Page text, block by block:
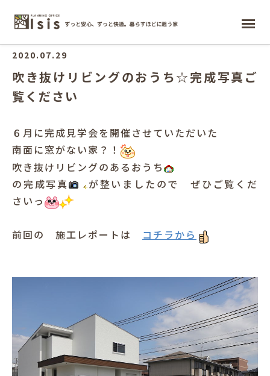
ホーム
2020.07.29
吹き抜けリビングのおうち☆完成写真ご
覧ください
６月に完成見学会を開催させていただいた
南面に窓がない家？！
吹き抜けリビングのあるおうち
の完成写真
が整いましたので ぜひご覧くだ
さいっ
前回の 施工レポートは コチラから